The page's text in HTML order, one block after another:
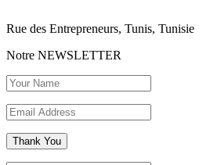
Rue des Entrepreneurs, Tunis, Tunisie
Notre NEWSLETTER
Thank You